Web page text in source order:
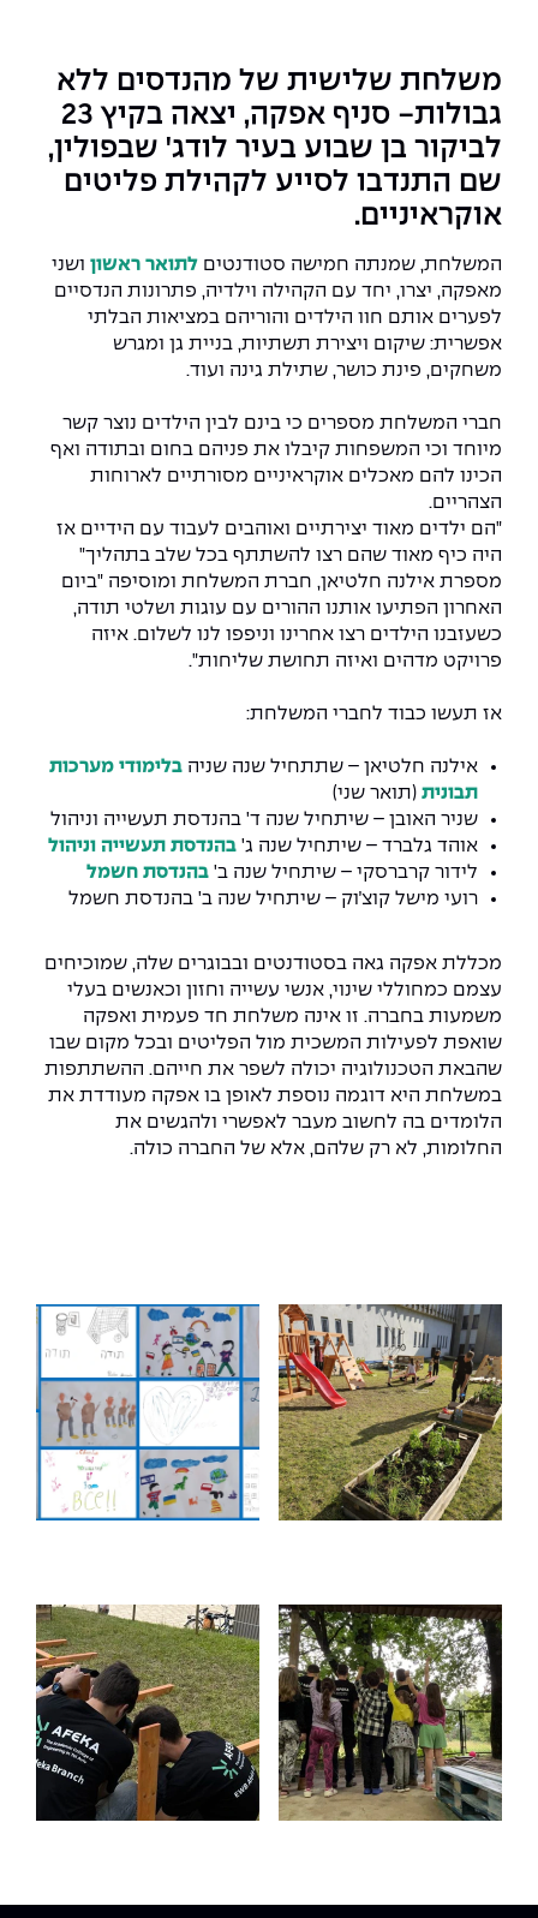
משלחת שלישית של מהנדסים ללא
גבולות- סניף אפקה, יצאה בקיץ 23
לביקור בן שבוע בעיר לודג' שבפולין,
שם התנדבו לסייע לקהילת פליטים
אוקראיניים.
המשלחת, שמנתה חמישה סטודנטים לתואר ראשון ושני
מאפקה, יצרו, יחד עם הקהילה וילדיה, פתרונות הנדסיים
לפערים אותם חוו הילדים והוריהם במציאות הבלתי
אפשרית: שיקום ויצירת תשתיות, בניית גן ומגרש
משחקים, פינת כושר, שתילת גינה ועוד.
חברי המשלחת מספרים כי בינם לבין הילדים נוצר קשר
מיוחד וכי המשפחות קיבלו את פניהם בחום ובתודה ואף
הכינו להם מאכלים אוקראיניים מסורתיים לארוחות
הצהריים.
"הם ילדים מאוד יצירתיים ואוהבים לעבוד עם הידיים אז
היה כיף מאוד שהם רצו להשתתף בכל שלב בתהליך"
מספרת אילנה חלטיאן, חברת המשלחת ומוסיפה "ביום
האחרון הפתיעו אותנו ההורים עם עוגות ושלטי תודה,
כשעזבנו הילדים רצו אחרינו וניפפו לנו לשלום. איזה
פרויקט מדהים ואיזה תחושת שליחות".
אז תעשו כבוד לחברי המשלחת:
אילנה חלטיאן – שתתחיל שנה שניה בלימודי מערכות
תבונית (תואר שני)
שניר האובן – שיתחיל שנה ד' בהנדסת תעשייה וניהול
אוהד גלברד – שיתחיל שנה ג' בהנדסת תעשייה וניהול
לידור קרברסקי – שיתחיל שנה ב' בהנדסת חשמל
רועי מישל קוצ׳וק – שיתחיל שנה ב' בהנדסת חשמל
מכללת אפקה גאה בסטודנטים ובבוגרים שלה, שמוכיחים
עצמם כמחוללי שינוי, אנשי עשייה וחזון וכאנשים בעלי
משמעות בחברה. זו אינה משלחת חד פעמית ואפקה
שואפת לפעילות המשכית מול הפליטים ובכל מקום שבו
שהבאת הטכנולוגיה יכולה לשפר את חייהם. ההשתתפות
במשלחת היא דוגמה נוספת לאופן בו אפקה מעודדת את
הלומדים בה לחשוב מעבר לאפשרי ולהגשים את
החלומות, לא רק שלהם, אלא של החברה כולה.
נהלים, תקנונים וחקיקה
הוגנות מגדרית
הצהרת נגישות
לעבוד באפקה
לוח שנה אקדמי
חדשות אפקה
כתבות
מדברים הנדסה (פודקאסט)
ידיעות מן העיתונות
כואבים את לכתם
לעבוד באפקה
משרות פנויות
אזור אישי
כניסה לסגל
כניסה לסטודנטים
דו-חוגי בהנדסה ומדעים
תואר שני בהנדסה
הנדסת אנרגיה והספק
הנדסה וניהול
הנדסת מערכות
מערכות תבוניות AI
יחידות לימוד אקדמיות
היחידה למתמטיקה
היחידה לפיזיקה
היחידה לאנגלית
היחידה לחברה ורוח
היחידה ללימודי חוץ
קורס ניהול לוגיסטיקה ורכש
קורס דירקטורים
קורס אנרגיה מתחדשת
אווירה נפיצה במתקני חשמל ומכשור
סמסטר ראשון בתיכון
דקאנט הסטודנטים
מרכז קריירה
מעבדות
ספרייה
אגודת הסטודנטים
מעטפת חוסן
אופק – מרכזים לפיתוח מיומנויות
מועדוני סטודנטים
נבחרות הספורט
מעורבות חברתית
מרכז החדשנות והיזמות
המרכז לקידום הלמידה
היחידה לבינלאומיות
שכר לימוד
מלגות
The Afeka Shop
חנות החדשנות והיזמות
עתודה אקדמית
מסלול ישיר לתואר ראשון
הרשמה און ליין
שאלות ותשובות
תנאי קבלה - הנדסה
למה לעשות תואר שני באפקה?
מעטפת תמיכה וחוסן למשרתות
ולמשרתי המילואים – תשפ״ו
המרכז לאנרגיה מתחדשת ובת קיימא
המרכז למחקר יישומי בעיבוד שפה וקול
המרכז להנדסת חומרים ותהליכים
מרכז ICSGen.AI
כנסים
Skills & Tech
כנסי פיתוח הון אנושי לאומי בהנדסה
כנס עיבוד דיבור
מדד הכישורים